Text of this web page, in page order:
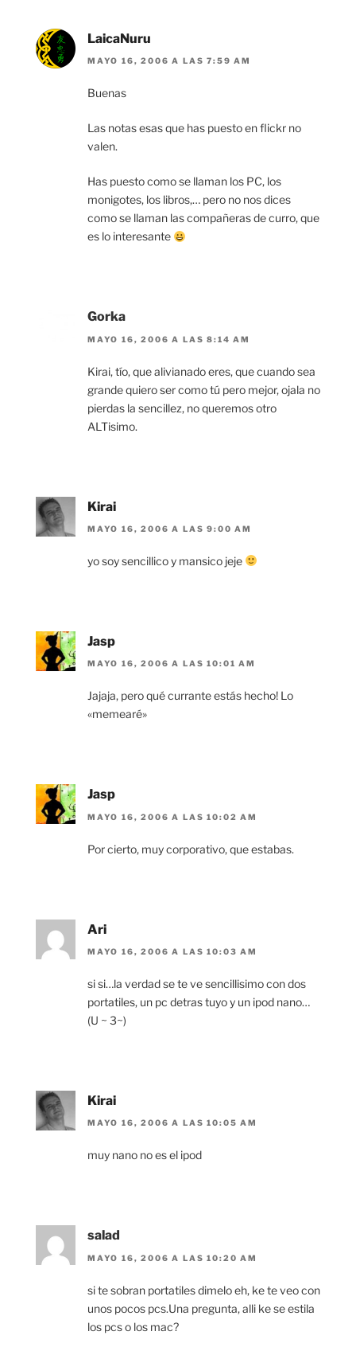
LaicaNuru
MAYO 16, 2006 A LAS 7:59 AM
Buenas
Las notas esas que has puesto en flickr no
valen.
Has puesto como se llaman los PC, los
monigotes, los libros,… pero no nos dices
como se llaman las compañeras de curro, que
es lo interesante
Gorka
MAYO 16, 2006 A LAS 8:14 AM
Kirai, tío, que alivianado eres, que cuando sea
grande quiero ser como tú pero mejor, ojala no
pierdas la sencillez, no queremos otro
ALTisimo.
Kirai
MAYO 16, 2006 A LAS 9:00 AM
yo soy sencillico y mansico jeje
Jasp
MAYO 16, 2006 A LAS 10:01 AM
Jajaja, pero qué currante estás hecho! Lo
«memearé»
Jasp
MAYO 16, 2006 A LAS 10:02 AM
Por cierto, muy corporativo, que estabas.
Ari
MAYO 16, 2006 A LAS 10:03 AM
si si…la verdad se te ve sencillisimo con dos
portatiles, un pc detras tuyo y un ipod nano…
(U ~ 3~)
Kirai
MAYO 16, 2006 A LAS 10:05 AM
muy nano no es el ipod
salad
MAYO 16, 2006 A LAS 10:20 AM
si te sobran portatiles dimelo eh, ke te veo con
unos pocos pcs.Una pregunta, alli ke se estila
los pcs o los mac?